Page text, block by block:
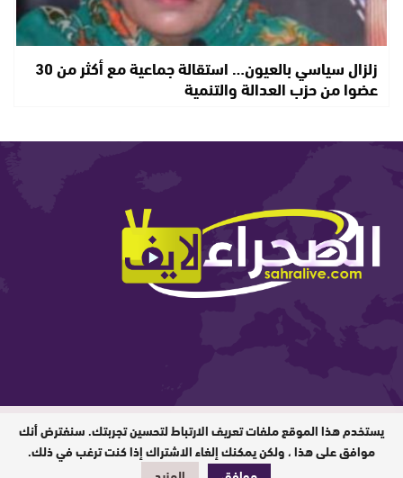
زلزال سياسي بالعيون… استقالة جماعية مع أكثر من 30
عضوا من حزب العدالة والتنمية
المدير المسؤول : ابيبك المحفوظ / جميع
الحقوق محفوظة © 2026
تصميم وبرمجة
يستخدم هذا الموقع ملفات تعريف الارتباط لتحسين تجربتك. سنفترض أنك
موافق على هذا ، ولكن يمكنك إلغاء الاشتراك إذا كنت ترغب في ذلك.